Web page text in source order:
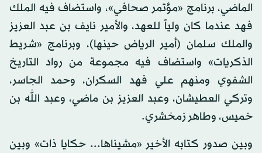
الماضي، برنامج «مؤتمر صحافي»، واستضاف فيه الملك
فهد عندما كان ولياً للعهد، والأمير نايف بن عبد العزيز
والملك سلمان (أمير الرياض حينها)، وبرنامج «شريط
الذكريات» واستضاف فيه مجموعة من رواد التاريخ
الشفوي ومنهم علي فهد السكران، وحمد الجاسر،
وتركي العطيشان، وعبد العزيز بن ماضي، وعبد الله بن
خميس، وطاهر زمخشري.
وبين صدور كتابه الأخير «مشيناها... حكايا ذات» وبين